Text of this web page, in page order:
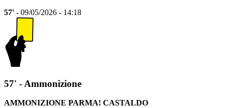
57' - 09/05/2026 - 14:18
57' - Ammonizione
AMMONIZIONE PARMA! CASTALDO